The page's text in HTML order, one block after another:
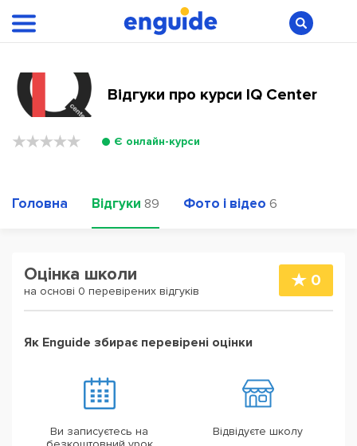
Відгуки про курси IQ Center
Є онлайн-курси
Головна Відгуки 89 Фото і відео 6
Оцінка школи
на основі 0 перевірених відгуків
0
Як Enguide збирає перевірені оцінки
Ви записуєтесь на
Відвідуєте школу